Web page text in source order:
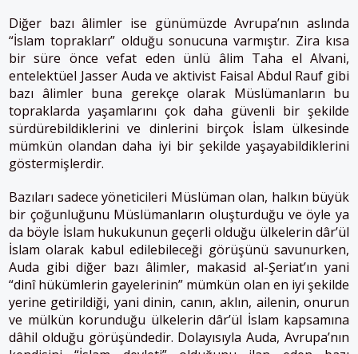
Diğer bazı âlimler ise günümüzde Avrupa’nın aslında
“İslam toprakları” olduğu sonucuna varmıştır. Zira kısa
bir süre önce vefat eden ünlü âlim Taha el Alvani,
entelektüel Jasser Auda ve aktivist Faisal Abdul Rauf gibi
bazı âlimler buna gerekçe olarak Müslümanların bu
topraklarda yaşamlarını çok daha güvenli bir şekilde
sürdürebildiklerini ve dinlerini birçok İslam ülkesinde
mümkün olandan daha iyi bir şekilde yaşayabildiklerini
göstermişlerdir.
Bazıları sadece yöneticileri Müslüman olan, halkın büyük
bir çoğunluğunu Müslümanların oluşturduğu ve öyle ya
da böyle İslam hukukunun geçerli olduğu ülkelerin dâr’ül
İslam olarak kabul edilebileceği görüşünü savunurken,
Auda gibi diğer bazı âlimler, makasid al-Şeriat’ın yani
“dinî hükümlerin gayelerinin” mümkün olan en iyi şekilde
yerine getirildiği, yani dinin, canın, aklın, ailenin, onurun
ve mülkün korunduğu ülkelerin dâr’ül İslam kapsamına
dâhil olduğu görüşündedir. Dolayısıyla Auda, Avrupa’nın